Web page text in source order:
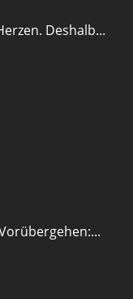
Deshalb...